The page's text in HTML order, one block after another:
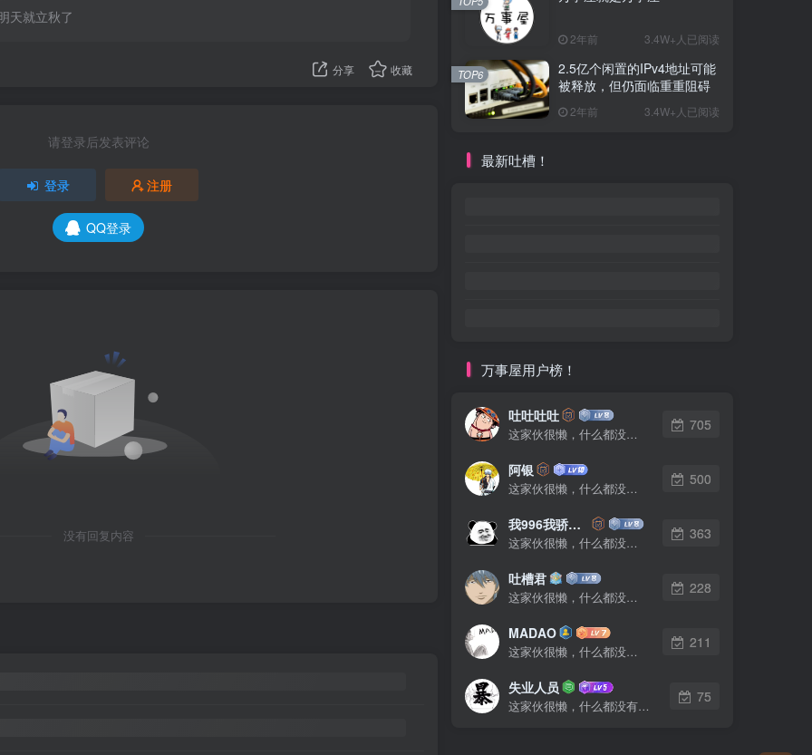
天就立秋了
分享 收藏
请登录后发表评论
登录 注册
QQ登录
没有回复内容
2年前 3.4W+人已阅读
2.5亿个闲置的IPv4地址可能
被释放，但仍面临重重阻碍
2年前 3.4W+人已阅读
TOP6
最新吐槽！
万事屋用户榜！
吐吐吐吐
这家伙很懒，什么都没有写...
705
阿银
这家伙很懒，什么都没有写...
500
我996我骄傲了么
这家伙很懒，什么都没有写...
363
吐槽君
这家伙很懒，什么都没有写...
228
MADAO
这家伙很懒，什么都没有写...
211
失业人员
这家伙很懒，什么都没有写...
75